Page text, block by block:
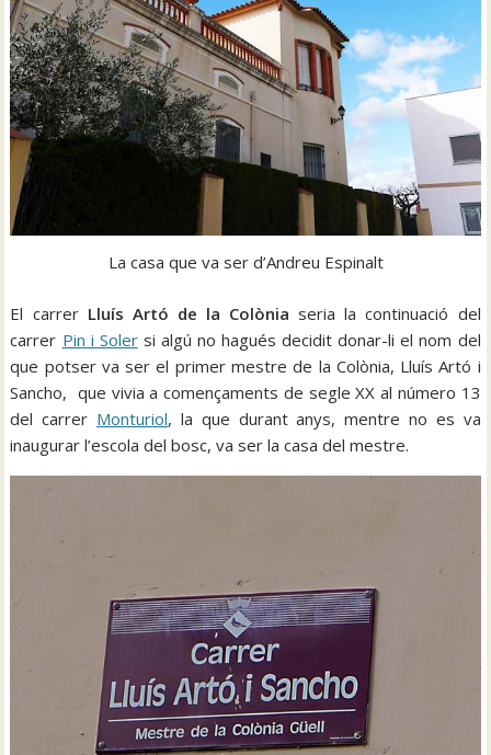
La casa que va ser d’Andreu Espinalt
El carrer Lluís Artó de la Colònia seria la continuació del
carrer Pin i Solersi algú no hagués decidit donar-li el nom del
que potser va ser el primer mestre de la Colònia, Lluís Artó i
Sancho, que vivia a començaments de segle XX al número 13
del carrer Monturiol, la que durant anys, mentre no es va
inaugurar l’escola del bosc, va ser la casa del mestre.